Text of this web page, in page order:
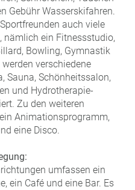
Gebühr Wasserskifahren.
auch viele
nämlich ein Fitnessstudio,
Bowling, Gymnastik
verschiedene
Sauna, Schönheitssalon,
und Hydrotherapie-
Zu den weiteren
Animationsprogramm,
eine Disco.
umfassen ein
ein Café und eine Bar. Es